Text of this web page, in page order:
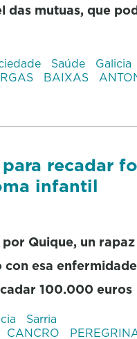
mutuas, que
Saúde
Galicia
BAIXAS
recadar
infantil
Quique, un rapaz
esa enfermidade
100.000 euros
Sarria
CANCRO